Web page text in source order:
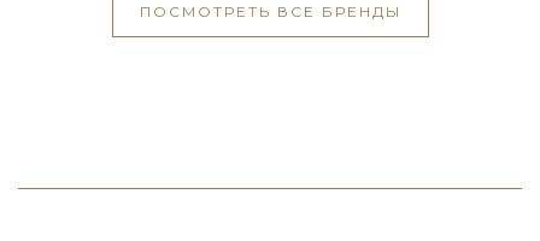
ПОСМОТРЕТЬ ВСЕ БРЕНДЫ